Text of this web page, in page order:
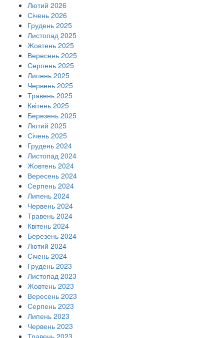
Лютий 2026
Січень 2026
Грудень 2025
Листопад 2025
Жовтень 2025
Вересень 2025
Серпень 2025
Липень 2025
Червень 2025
Травень 2025
Квітень 2025
Березень 2025
Лютий 2025
Січень 2025
Грудень 2024
Листопад 2024
Жовтень 2024
Вересень 2024
Серпень 2024
Липень 2024
Червень 2024
Травень 2024
Квітень 2024
Березень 2024
Лютий 2024
Січень 2024
Грудень 2023
Листопад 2023
Жовтень 2023
Вересень 2023
Серпень 2023
Липень 2023
Червень 2023
Травень 2023